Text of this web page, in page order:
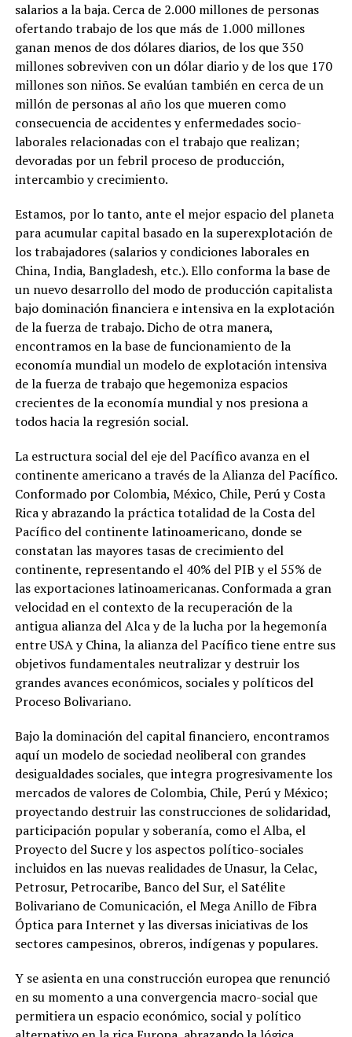
salarios a la baja. Cerca de 2.000 millones de personas
ofertando trabajo de los que más de 1.000 millones
ganan menos de dos dólares diarios, de los que 350
millones sobreviven con un dólar diario y de los que 170
millones son niños. Se evalúan también en cerca de un
millón de personas al año los que mueren como
consecuencia de accidentes y enfermedades socio-
laborales relacionadas con el trabajo que realizan;
devoradas por un febril proceso de producción,
intercambio y crecimiento.
Estamos, por lo tanto, ante el mejor espacio del planeta
para acumular capital basado en la superexplotación de
los trabajadores (salarios y condiciones laborales en
China, India, Bangladesh, etc.). Ello conforma la base de
un nuevo desarrollo del modo de producción capitalista
bajo dominación financiera e intensiva en la explotación
de la fuerza de trabajo. Dicho de otra manera,
encontramos en la base de funcionamiento de la
economía mundial un modelo de explotación intensiva
de la fuerza de trabajo que hegemoniza espacios
crecientes de la economía mundial y nos presiona a
todos hacia la regresión social.
La estructura social del eje del Pacífico avanza en el
continente americano a través de la Alianza del Pacífico.
Conformado por Colombia, México, Chile, Perú y Costa
Rica y abrazando la práctica totalidad de la Costa del
Pacífico del continente latinoamericano, donde se
constatan las mayores tasas de crecimiento del
continente, representando el 40% del PIB y el 55% de
las exportaciones latinoamericanas. Conformada a gran
velocidad en el contexto de la recuperación de la
antigua alianza del Alca y de la lucha por la hegemonía
entre USA y China, la alianza del Pacífico tiene entre sus
objetivos fundamentales neutralizar y destruir los
grandes avances económicos, sociales y políticos del
Proceso Bolivariano.
Bajo la dominación del capital financiero, encontramos
aquí un modelo de sociedad neoliberal con grandes
desigualdades sociales, que integra progresivamente los
mercados de valores de Colombia, Chile, Perú y México;
proyectando destruir las construcciones de solidaridad,
participación popular y soberanía, como el Alba, el
Proyecto del Sucre y los aspectos político-sociales
incluidos en las nuevas realidades de Unasur, la Celac,
Petrosur, Petrocaribe, Banco del Sur, el Satélite
Bolivariano de Comunicación, el Mega Anillo de Fibra
Óptica para Internet y las diversas iniciativas de los
sectores campesinos, obreros, indígenas y populares.
Y se asienta en una construcción europea que renunció
en su momento a una convergencia macro-social que
permitiera un espacio económico, social y político